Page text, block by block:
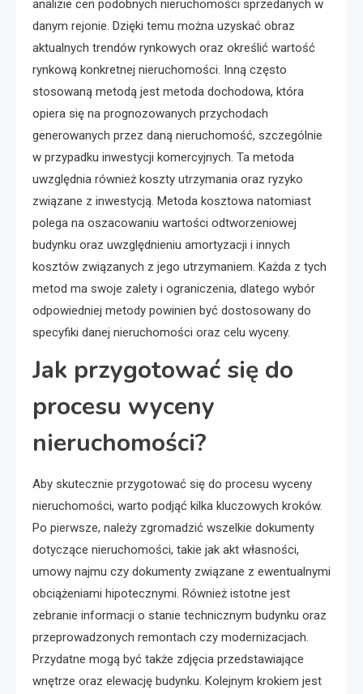
analizie cen podobnych nieruchomości sprzedanych w
danym rejonie. Dzięki temu można uzyskać obraz
aktualnych trendów rynkowych oraz określić wartość
rynkową konkretnej nieruchomości. Inną często
stosowaną metodą jest metoda dochodowa, która
opiera się na prognozowanych przychodach
generowanych przez daną nieruchomość, szczególnie
w przypadku inwestycji komercyjnych. Ta metoda
uwzględnia również koszty utrzymania oraz ryzyko
związane z inwestycją. Metoda kosztowa natomiast
polega na oszacowaniu wartości odtworzeniowej
budynku oraz uwzględnieniu amortyzacji i innych
kosztów związanych z jego utrzymaniem. Każda z tych
metod ma swoje zalety i ograniczenia, dlatego wybór
odpowiedniej metody powinien być dostosowany do
specyfiki danej nieruchomości oraz celu wyceny.
Jak przygotować się do
procesu wyceny
nieruchomości?
Aby skutecznie przygotować się do procesu wyceny
nieruchomości, warto podjąć kilka kluczowych kroków.
Po pierwsze, należy zgromadzić wszelkie dokumenty
dotyczące nieruchomości, takie jak akt własności,
umowy najmu czy dokumenty związane z ewentualnymi
obciążeniami hipotecznymi. Również istotne jest
zebranie informacji o stanie technicznym budynku oraz
przeprowadzonych remontach czy modernizacjach.
Przydatne mogą być także zdjęcia przedstawiające
wnętrze oraz elewację budynku. Kolejnym krokiem jest